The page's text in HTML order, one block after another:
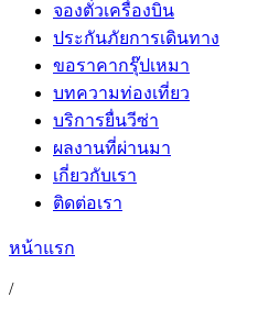
จองตั๋วเครื่องบิน
ประกันภัยการเดินทาง
ขอราคากรุ๊ปเหมา
บทความท่องเที่ยว
บริการยื่นวีซ่า
ผลงานที่ผ่านมา
เกี่ยวกับเรา
ติดต่อเรา
หน้าแรก
/